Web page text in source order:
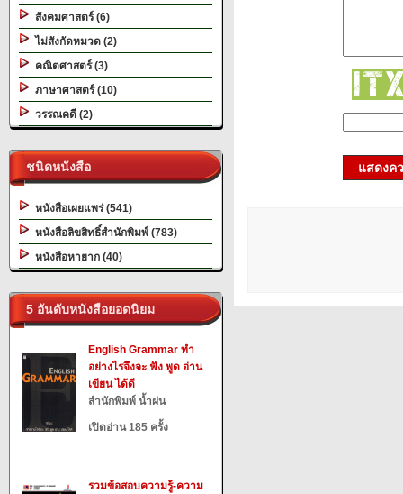
สังคมศาสตร์ (6)
ไม่สังกัดหมวด (2)
คณิตศาสตร์ (3)
ภาษาศาสตร์ (10)
วรรณคดี (2)
ชนิดหนังสือ
หนังสือเผยแพร่ (541)
หนังสือลิขสิทธิ์สำนักพิมพ์ (783)
หนังสือหายาก (40)
5 อันดับหนังสือยอดนิยม
English Grammar ทำ
อย่างไรจึงจะ ฟัง พูด อ่าน
เขียน ได้ดี
สำนักพิมพ์ น้ำฝน
เปิดอ่าน 185 ครั้ง
รวมข้อสอบความรู้-ความ
แสดงค